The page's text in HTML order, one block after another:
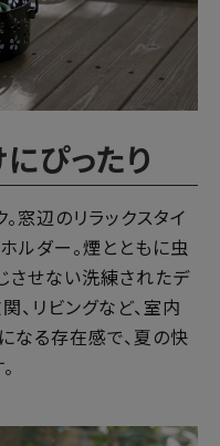
ぴったり
窓辺のリラックスタイ
ルダー。煙とともに虫
させない洗練されたデ
、リビングなど、室内
なる存在感で、夏の快